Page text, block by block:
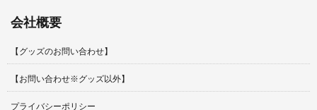
会社概要
【グッズのお問い合わせ】
【お問い合わせ※グッズ以外】
プライバシーポリシー